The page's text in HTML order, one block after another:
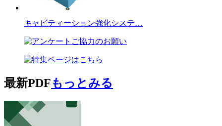
キャビティーション強化システ…
最新PDFもっとみる